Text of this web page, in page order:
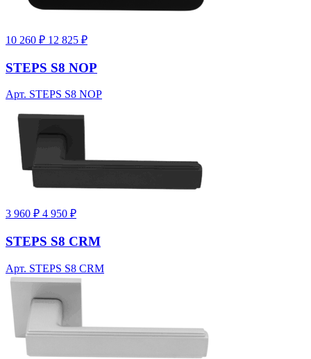
10 260 ₽ 12 825 ₽
STEPS S8 NOP
Арт. STEPS S8 NOP
3 960 ₽ 4 950 ₽
STEPS S8 CRM
Арт. STEPS S8 CRM